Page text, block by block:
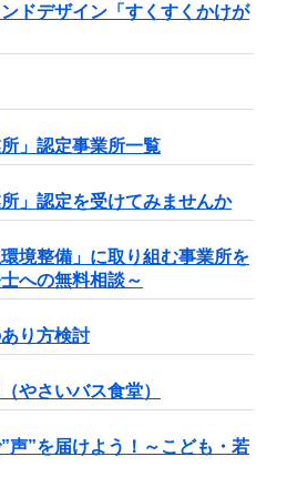
ドデザイン「すくすくかけが
」認定事業所一覧
」認定を受けてみませんか
境整備」に取り組む事業所を
への無料相談～
り方検討
やさいバス食堂）
声”を届けよう！～こども・若